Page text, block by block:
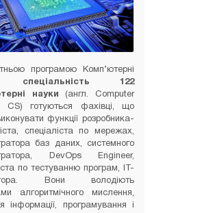
програмою Комп’ютерні
спеціальність 122
науки
(англ. Computer
CS) готуються фахівці, що
функції розробника-
спеціаліста по мережах,
баз даних, системного
DevOps Engineer,
по тестуванню програм, IT-
Вони володіють
алгоритмічного мислення,
інформації, програмування і